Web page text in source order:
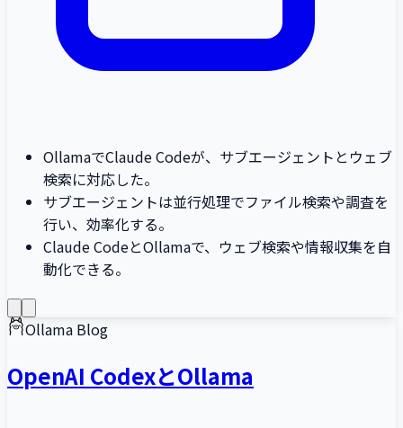
OllamaでClaude Codeが、サブエージェントとウェブ
検索に対応した。
サブエージェントは並行処理でファイル検索や調査を
行い、効率化する。
Claude CodeとOllamaで、ウェブ検索や情報収集を自
動化できる。
Ollama Blog
OpenAI CodexとOllama